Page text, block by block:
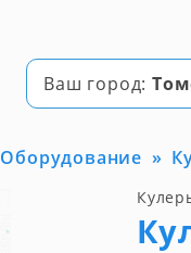
Ваш город:
Оборудование